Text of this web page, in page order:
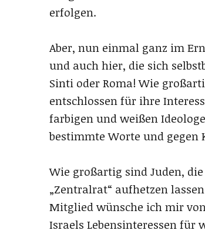
erfolgen.
Aber, nun einmal ganz im
und auch hier, die sich
Sinti oder Roma! Wie
entschlossen für ihre
farbigen und weißen
bestimmte Worte und
Wie großartig sind Juden,
„Zentralrat“ aufhetzen
Mitglied wünsche ich mir
Israels Lebensinteressen für